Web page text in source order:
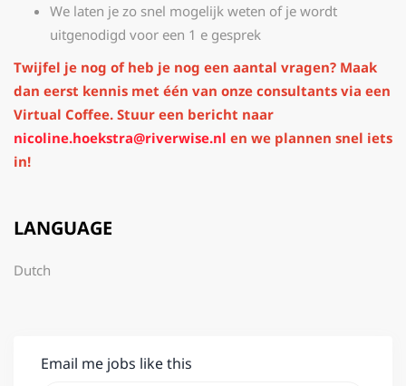
We laten je zo snel mogelijk weten of je wordt
uitgenodigd voor een 1 e gesprek
Twijfel je nog of heb je nog een aantal vragen? Maak
dan eerst kennis met één van onze consultants via een
Virtual Coffee. Stuur een bericht naar
nicoline.hoekstra@riverwise.nl en we plannen snel iets
in!
LANGUAGE
Dutch
Email me jobs like this